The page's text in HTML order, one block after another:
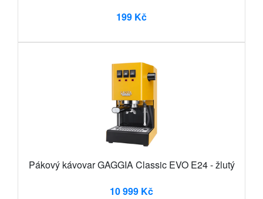
199 Kč
Pákový kávovar GAGGIA Classic EVO E24 - žlutý
10 999 Kč